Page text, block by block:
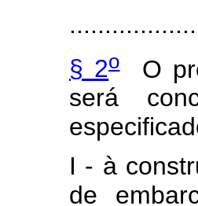
§ 2oO
será
I - à
de